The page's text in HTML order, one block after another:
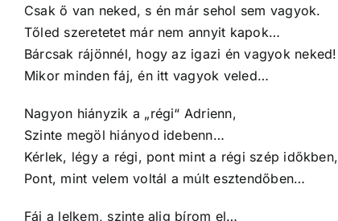
Csak ő van neked, s én már sehol sem vagyok.
Tőled szeretetet már nem annyit kapok…
Bárcsak rájönnél, hogy az igazi én vagyok neked!
Mikor minden fáj, én itt vagyok veled…
Nagyon hiányzik a „régi“ Adrienn,
Szinte megöl hiányod idebenn…
Kérlek, légy a régi, pont mint a régi szép időkben,
Pont, mint velem voltál a múlt esztendőben…
Fáj a lelkem, szinte alig bírom el…